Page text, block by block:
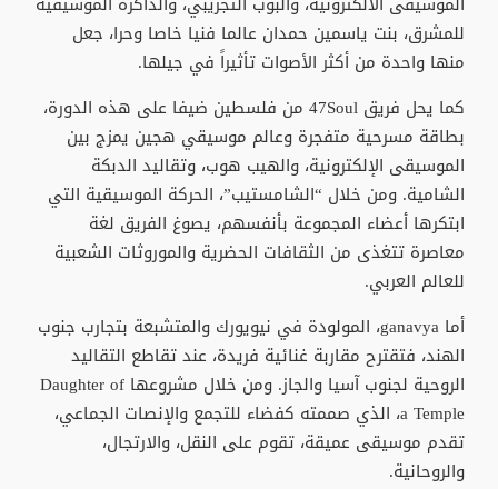
للمشرق، بنت ياسمين حمدان عالما فنيا خاصا وحرا، جعل
منها واحدة من أكثر الأصوات تأثيراً في جيلها.
كما يحل فريق 47Soul من فلسطين ضيفا على هذه الدورة،
بطاقة مسرحية متفجرة وعالم موسيقي هجين يمزج بين
الموسيقى الإلكترونية، والهيب هوب، وتقاليد الدبكة
الشامية. ومن خلال “الشامستيب”، الحركة الموسيقية التي
ابتكرها أعضاء المجموعة بأنفسهم، يصوغ الفريق لغة
معاصرة تتغذى من الثقافات الحضرية والموروثات الشعبية
للعالم العربي.
أما ganavya، المولودة في نيويورك والمتشبعة بتجارب جنوب
الهند، فتقترح مقاربة غنائية فريدة، عند تقاطع التقاليد
الروحية لجنوب آسيا والجاز. ومن خلال مشروعها Daughter of
a Temple، الذي صممته كفضاء للتجمع والإنصات الجماعي،
تقدم موسيقى عميقة، تقوم على النقل، والارتجال،
والروحانية.